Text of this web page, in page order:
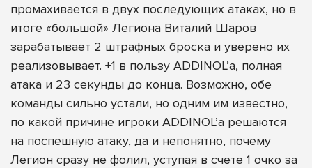
промахивается в двух последующих атаках, но в
итоге «большой» Легиона Виталий Шаров
зарабатывает 2 штрафных броска и уверено их
реализовывает. +1 в пользу ADDINOL’а, полная
атака и 23 секунды до конца. Возможно, обе
команды сильно устали, но одним им известно,
по какой причине игроки ADDINOL’а решаются
на поспешную атаку, да и непонятно, почему
Легион сразу не фолил, уступая в счете 1 очко за